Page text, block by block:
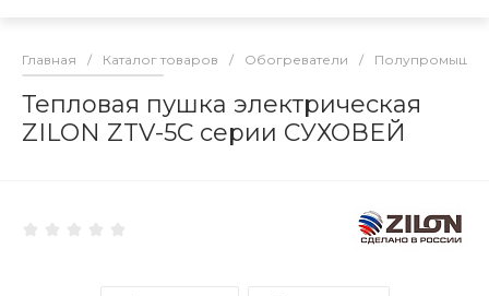
Главная / Каталог товаров / Обогреватели /
Тепловая пушка электрическая
ZILON ZTV-5C серии СУХОВЕЙ